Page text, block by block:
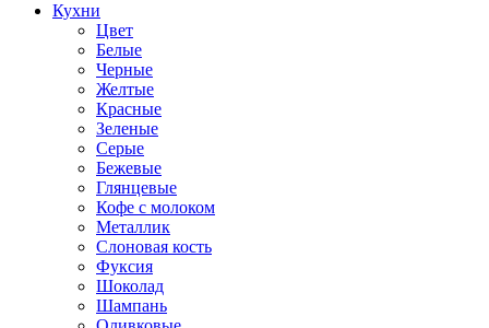
Кухни
Цвет
Белые
Черные
Желтые
Красные
Зеленые
Серые
Бежевые
Глянцевые
Кофе с молоком
Металлик
Слоновая кость
Фуксия
Шоколад
Шампань